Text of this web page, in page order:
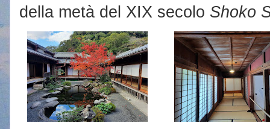
della metà del XIX secolo Shoko